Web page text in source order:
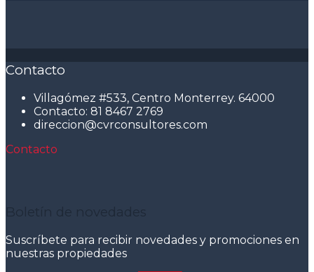
Contacto
Villagómez #533, Centro Monterrey. 64000
Contacto: 81 8467 2769
direccion@cvrconsultores.com
Contacto
Suscríbete para recibir novedades y promociones en
nuestras propiedades